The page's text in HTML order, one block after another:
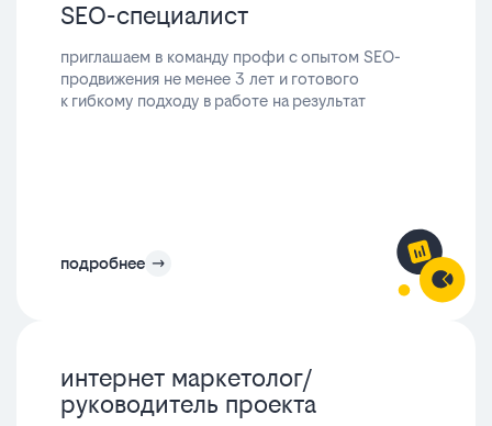
SEO-специалист
приглашаем в команду профи с опытом SEO-
продвижения не менее 3 лет и готового
к гибкому подходу в работе на результат
подробнее
интернет маркетолог/
руководитель проекта